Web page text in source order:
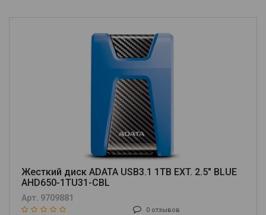
Жесткий диск ADATA USB3.1 1TB EXT. 2.5" BLUE
AHD650-1TU31-CBL
Арт. 9709881
0 отзывов